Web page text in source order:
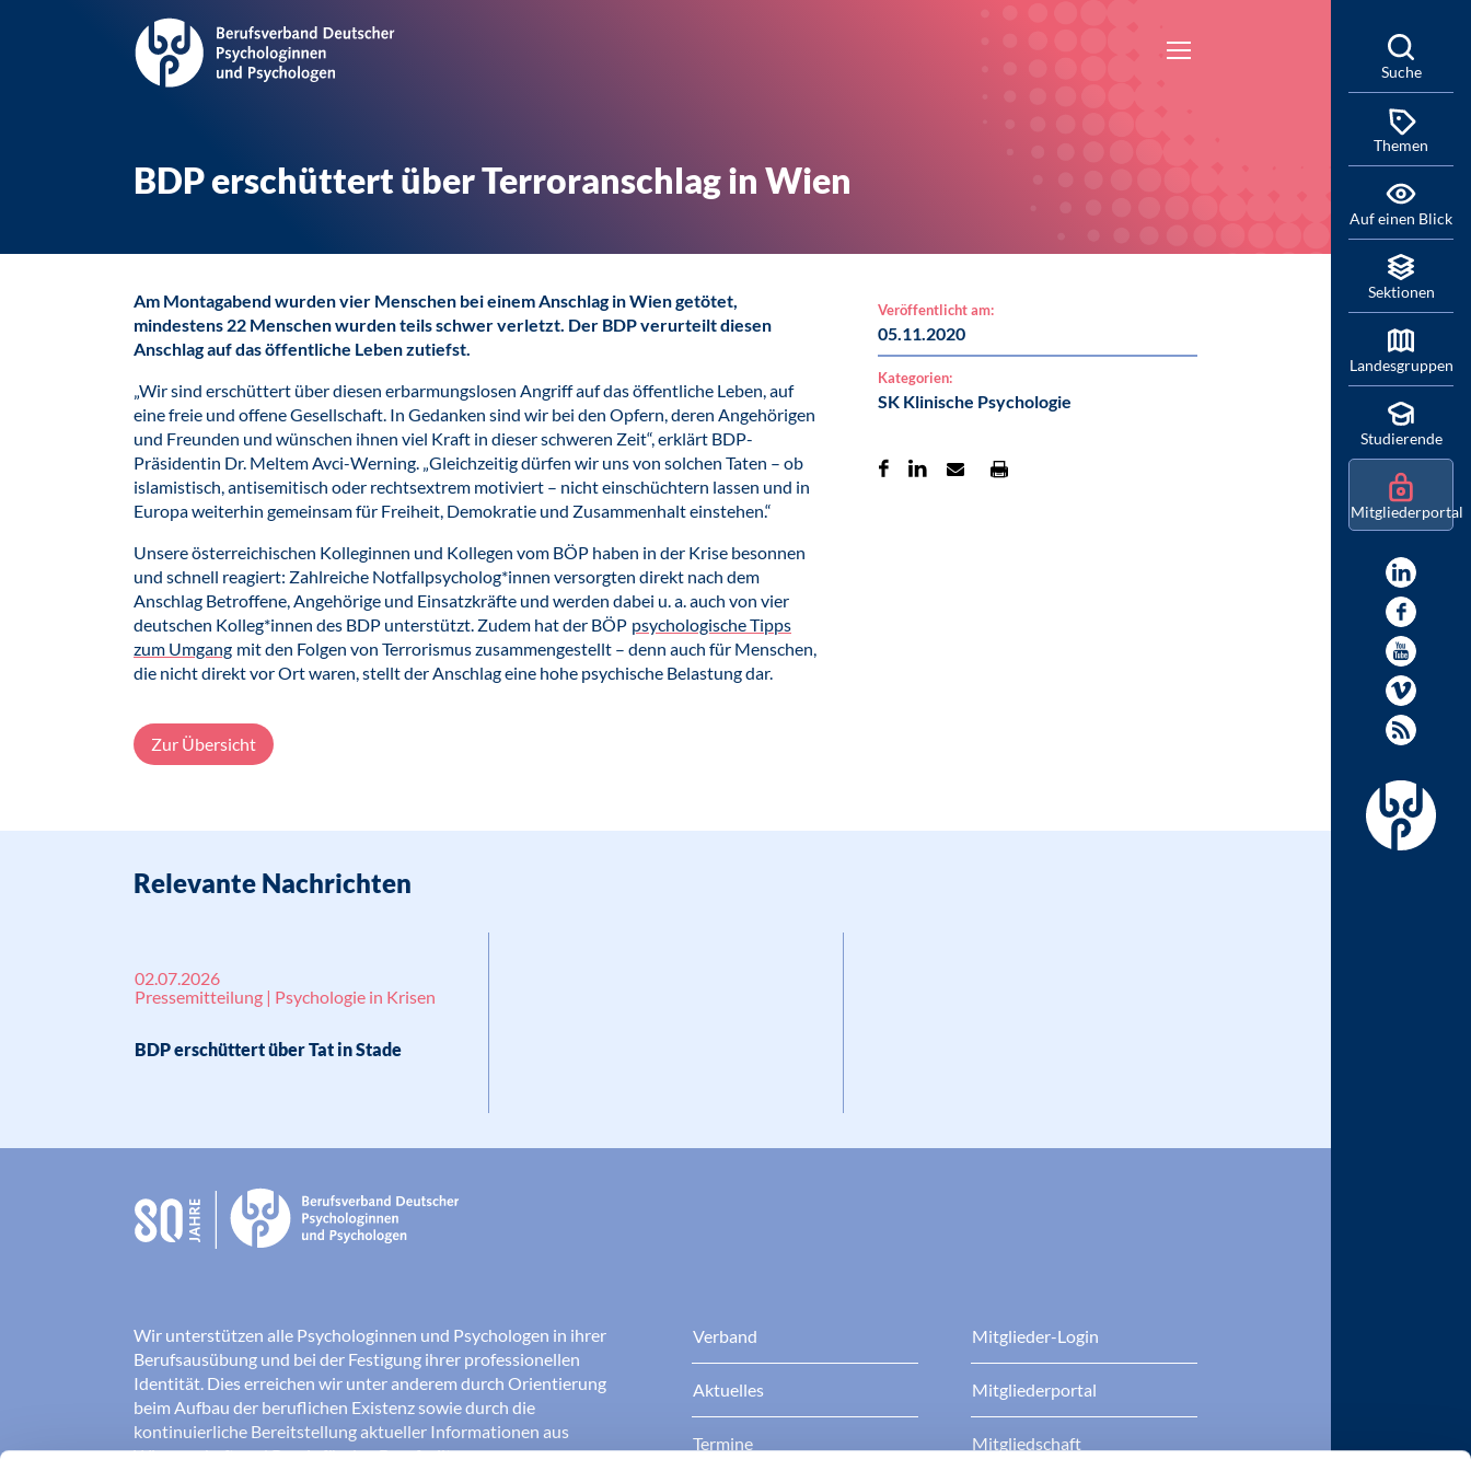
BDP erschüttert über Terroranschlag in Wien
Am Montagabend wurden vier Menschen bei einem Anschlag in Wien getötet,
mindestens 22 Menschen wurden teils schwer verletzt. Der BDP verurteilt diesen
Anschlag auf das öffentliche Leben zutiefst.
„Wir sind erschüttert über diesen erbarmungslosen Angriff auf das öffentliche Leben, auf
eine freie und offene Gesellschaft. In Gedanken sind wir bei den Opfern, deren Angehörigen
und Freunden und wünschen ihnen viel Kraft in dieser schweren Zeit“, erklärt BDP-
Präsidentin Dr. Meltem Avci-Werning. „Gleichzeitig dürfen wir uns von solchen Taten – ob
islamistisch, antisemitisch oder rechtsextrem motiviert – nicht einschüchtern lassen und in
Europa weiterhin gemeinsam für Freiheit, Demokratie und Zusammenhalt einstehen.“
Unsere österreichischen Kolleginnen und Kollegen vom BÖP haben in der Krise besonnen
und schnell reagiert: Zahlreiche Notfallpsycholog*innen versorgten direkt nach dem
Anschlag Betroffene, Angehörige und Einsatzkräfte und werden dabei u. a. auch von vier
deutschen Kolleg*innen des BDP unterstützt. Zudem hat der BÖP psychologische Tipps
zum Umgang mit den Folgen von Terrorismus zusammengestellt – denn auch für Menschen,
die nicht direkt vor Ort waren, stellt der Anschlag eine hohe psychische Belastung dar.
Veröffentlicht am:
05.11.2020
Kategorien:
SK Klinische Psychologie
Zur Übersicht
Relevante Nachrichten
02.07.2026
Pressemitteilung | Psychologie in Krisen
BDP erschüttert über Tat in Stade
Wir unterstützen alle Psychologinnen und Psychologen in ihrer
Berufsausübung und bei der Festigung ihrer professionellen
Identität. Dies erreichen wir unter anderem durch Orientierung
beim Aufbau der beruflichen Existenz sowie durch die
kontinuierliche Bereitstellung aktueller Informationen aus
Wissenschaft und Praxis für den Berufsalltag.
Verband
Aktuelles
Termine
Mitglieder-Login
Mitgliederportal
Mitgliedschaft
Suche
Themen
Auf einen Blick
Sektionen
Landesgruppen
Studierende
Mitgliederportal